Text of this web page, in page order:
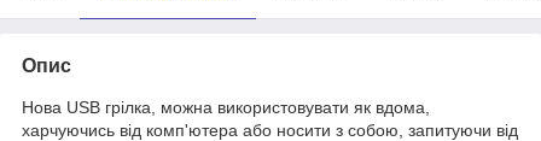
Опис
Нова USB грілка, можна використовувати як вдома,
харчуючись від комп'ютера або носити з собою, запитуючи від